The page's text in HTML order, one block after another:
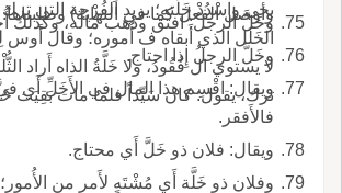
بخي واسْدُدْ خَلَّته؛ يريد الفُرْجة التي
الخَلَل الذي أَبقاه ف أُموره؛ وقال أَوس
لا يستوي ال فُقُودُ، ولا خَلَّةُ الذاه أَراد
ترك، يقول: كان سَيِّداً فلما مات بَقِيَت
وأوصل الفعل كما في النهاية) وطلبناها.
وخَلَّ الرجلُ: افتق وذهب مالُه، وكذلك أُخِلَّ به.
وخَلَّ الرجلُ إِذا احتاج.
ويقال: اقْسِم هذا
فالأَفقر.
ويقال: فلان ذو خَلَّ أَي محتاج.
وفلان ذو خَلَّة أَي مُشْتَهٍ لأَمر من